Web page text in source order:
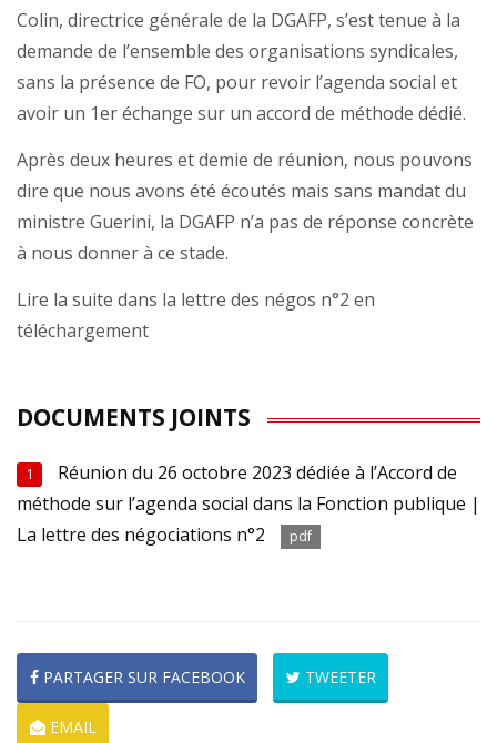
Colin, directrice générale de la DGAFP, s’est tenue à la
demande de l’ensemble des organisations syndicales,
sans la présence de FO, pour revoir l’agenda social et
avoir un 1er échange sur un accord de méthode dédié.
Après deux heures et demie de réunion, nous pouvons
dire que nous avons été écoutés mais sans mandat du
ministre Guerini, la DGAFP n’a pas de réponse concrète
à nous donner à ce stade.
Lire la suite dans la lettre des négos n°2 en
téléchargement
DOCUMENTS JOINTS
1
Réunion du 26 octobre 2023 dédiée à l’Accord de
méthode sur l’agenda social dans la Fonction publique |
La lettre des négociations n°2
pdf
PARTAGER SUR FACEBOOK TWEETER
EMAIL